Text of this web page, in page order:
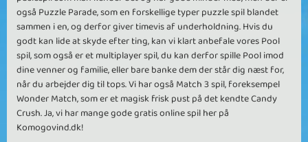
også Puzzle Parade, som en forskellige typer puzzle spil blandet
sammen i en, og derfor giver timevis af underholdning. Hvis du
godt kan lide at skyde efter ting, kan vi klart anbefale vores Pool
spil, som også er et multiplayer spil, du kan derfor spille Pool imod
dine venner og familie, eller bare banke dem der står dig næst for,
når du arbejder dig til tops. Vi har også Match 3 spil, foreksempel
Wonder Match, som er et magisk frisk pust på det kendte Candy
Crush. Ja, vi har mange gode gratis online spil her på
Komogovind.dk!